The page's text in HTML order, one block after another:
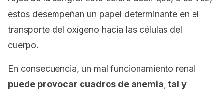
estos desempeñan un papel determinante en el
transporte del oxígeno hacia las células del
cuerpo.
En consecuencia, un mal funcionamiento renal
puede provocar cuadros de anemia, tal y